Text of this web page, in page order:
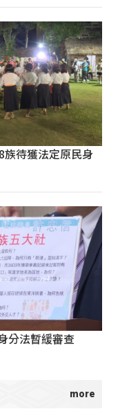
族待獲法定原民身
分法暫緩審查